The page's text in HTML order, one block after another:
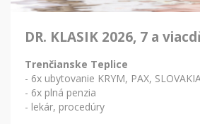
DR. KLASIK 2026, 7 a
Trenčianske Teplice
- 6x ubytovanie KRYM, PAX,
- 6x plná penzia
- lekár, procedúry